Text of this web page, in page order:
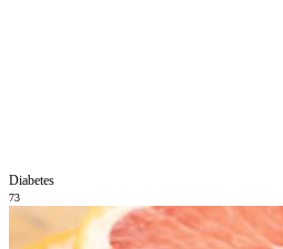
Diabetes
73